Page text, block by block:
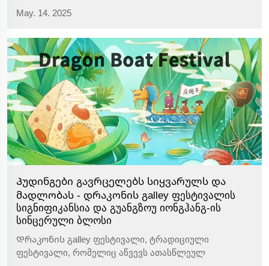
მასალები, თერმულური стабილურობა და ზუსტი
გამოშვებას. გაიგეთ მეტი ახლა.
May. 14. 2025
Პუდინგები გავრცელებს სიყვარულს და
მადლობას - დრაკონის გalley ფესტივალის
სიგნიფიკანსია და გუანგზოუ იონგჰანგ-ის
სინცერული ბლოსი
Დრაკონის გalley ფესტივალი, ტრადიციული
ფესტივალი, რომელიც აწვევს ათასწლეულ